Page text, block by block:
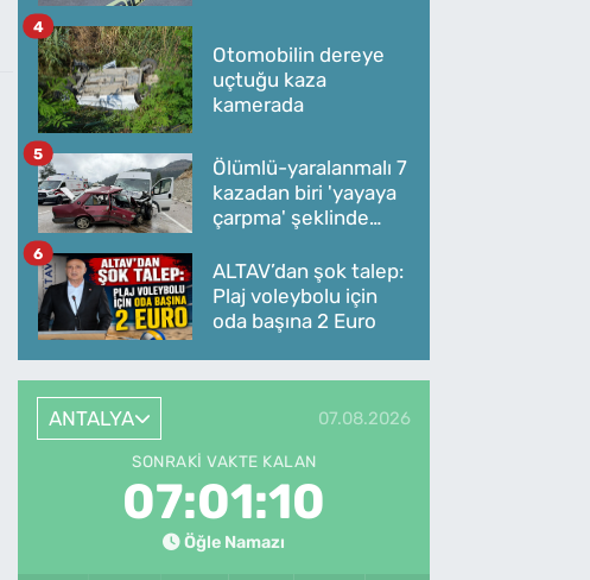
Otomobilin dereye
uçtuğu kaza
kamerada
4
Ölümlü-yaralanmalı 7
kazadan biri 'yayaya
çarpma' şeklinde
5
ALTAV’dan şok talep:
Plaj voleybolu için
oda başına 2 Euro
6
ANTALYA 07.08.2026
SONRAKI VAKTE KALAN
07:01:10
Öğle Namazı